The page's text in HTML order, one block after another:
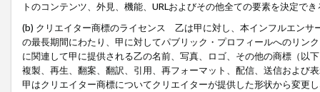
トのコンテンツ、外見、機能、URLおよびその他全ての要素を決定で
(b) クリエイター商標のライセンス 乙は甲に対し、本インフルエンサ
の最長期間にわたり、甲に対してパブリック・プロフィールへのリン
に関連して甲に提供される乙の名前、写真、ロゴ、その他の商標（以
複製、再生、翻案、翻訳、引用、再フォーマット、配信、送信および
甲はクリエイター商標についてクリエイターが提供した形状から変更